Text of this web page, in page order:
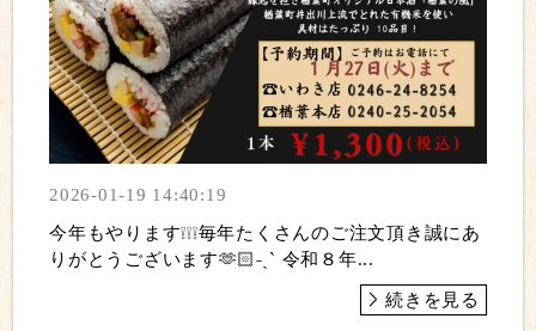
2026-01-19 14:40:19
今年もやります❕❕❕毎年たくさんのご注文頂き誠にあ
りがとうございます🫶🏻˗ˏˋ 令和８年...
続きを見る